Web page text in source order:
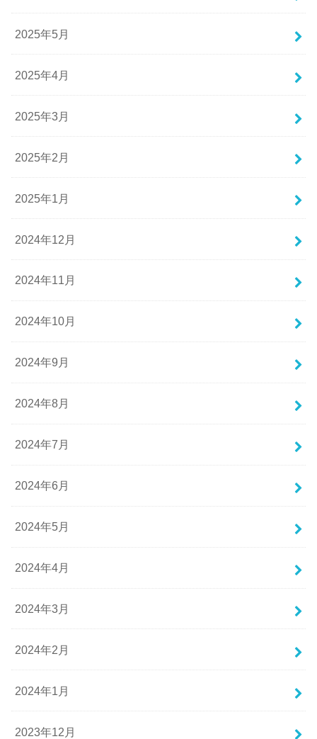
2025年5月
2025年4月
2025年3月
2025年2月
2025年1月
2024年12月
2024年11月
2024年10月
2024年9月
2024年8月
2024年7月
2024年6月
2024年5月
2024年4月
2024年3月
2024年2月
2024年1月
2023年12月